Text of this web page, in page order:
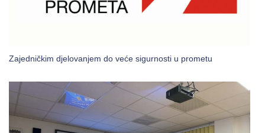
Zajedničkim djelovanjem do veće sigurnosti u prometu